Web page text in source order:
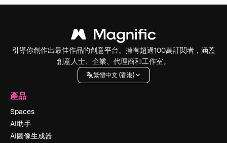
引導你創作出最佳作品的創意平台。擁有超過100萬訂閱者，涵蓋
創意人士、企業、代理商和工作室。
繁體中文 (香港)
產品
Spaces
AI助手
AI圖像生成器